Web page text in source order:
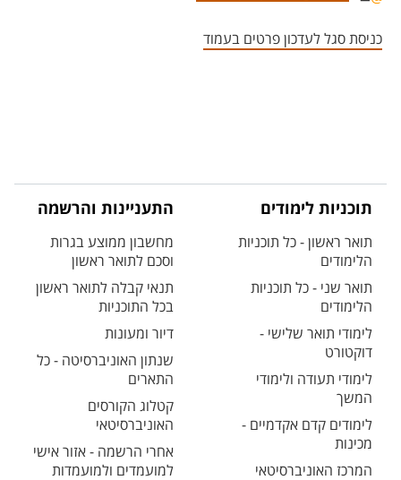
כניסת סגל לעדכון פרטים בעמוד
תוכניות לימודים
תואר ראשון - כל תוכניות
הלימודים
תואר שני - כל תוכניות
הלימודים
לימודי תואר שלישי -
דוקטורט
לימודי תעודה ולימודי
המשך
לימודים קדם אקדמיים -
מכינות
המרכז האוניברסיטאי
התעניינות והרשמה
מחשבון ממוצע בגרות
וסכם לתואר ראשון
תנאי קבלה לתואר ראשון
בכל התוכניות
דיור ומעונות
שנתון האוניברסיטה - כל
התארים
קטלוג הקורסים
האוניברסיטאי
אחרי הרשמה - אזור אישי
למועמדים ולמועמדות